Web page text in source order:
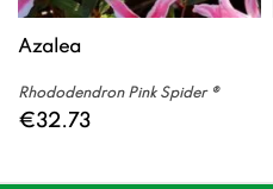
Azalea
Rhododendron Pink Spider ®
€32.73